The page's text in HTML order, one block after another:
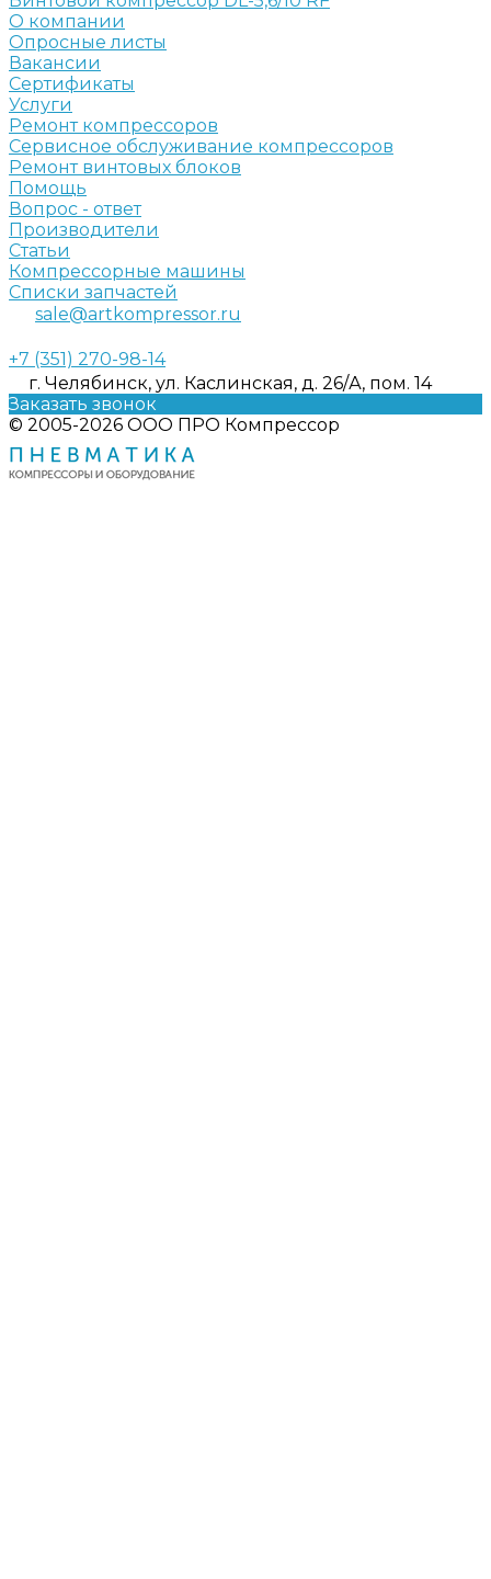
О компании
Опросные листы
Вакансии
Сертификаты
Услуги
Ремонт компрессоров
Сервисное обслуживание компрессоров
Ремонт винтовых блоков
Помощь
Вопрос - ответ
Производители
Статьи
Компрессорные машины
Списки запчастей
sale@artkompressor.ru
+7 (351) 270-98-14
г. Челябинск, ул. Каслинская, д. 26/А, пом. 14
Заказать звонок
© 2005-2026 ООО ПРО Компрессор